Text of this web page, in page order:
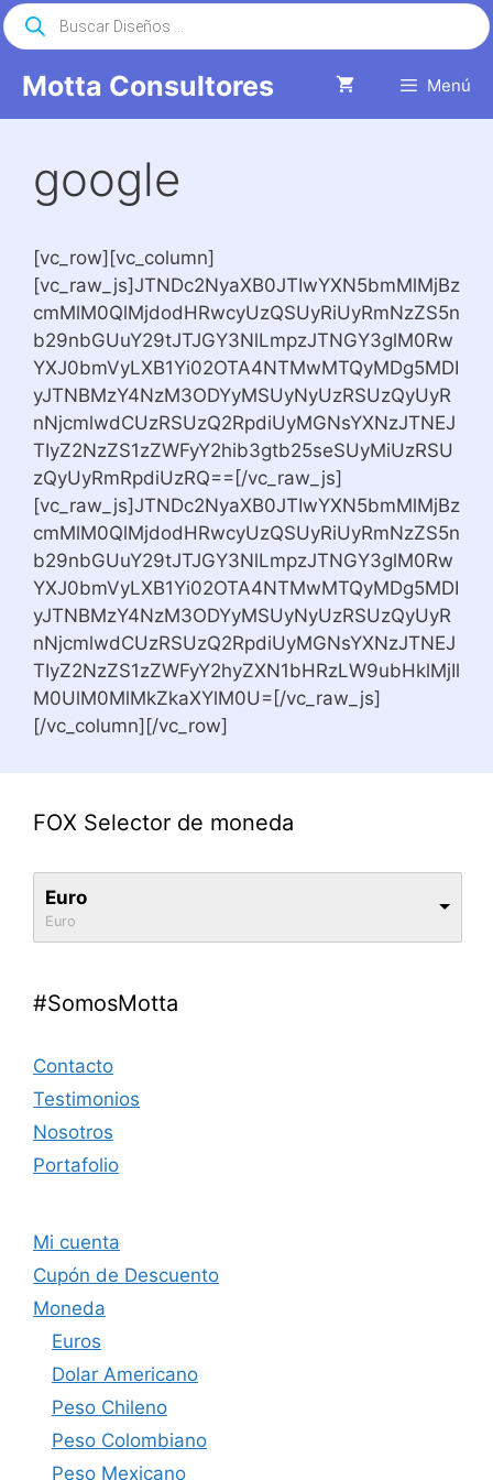
Saltar
al
Motta Consultores Menú
Búsqueda
de
productos
google
[vc_row][vc_column]
[vc_raw_js]JTNDc2NyaXB0JTIwYXN5bmMlMjBz
cmMlM0QlMjdodHRwcyUzQSUyRiUyRmNzZS5n
b29nbGUuY29tJTJGY3NlLmpzJTNGY3glM0Rw
YXJ0bmVyLXB1Yi02OTA4NTMwMTQyMDg5MDI
yJTNBMzY4NzM3ODYyMSUyNyUzRSUzQyUyR
nNjcmlwdCUzRSUzQ2RpdiUyMGNsYXNzJTNEJ
TIyZ2NzZS1zZWFyY2hib3gtb25seSUyMiUzRSU
zQyUyRmRpdiUzRQ==[/vc_raw_js]
[vc_raw_js]JTNDc2NyaXB0JTIwYXN5bmMlMjBz
cmMlM0QlMjdodHRwcyUzQSUyRiUyRmNzZS5n
b29nbGUuY29tJTJGY3NlLmpzJTNGY3glM0Rw
YXJ0bmVyLXB1Yi02OTA4NTMwMTQyMDg5MDI
yJTNBMzY4NzM3ODYyMSUyNyUzRSUzQyUyR
nNjcmlwdCUzRSUzQ2RpdiUyMGNsYXNzJTNEJ
TIyZ2NzZS1zZWFyY2hyZXN1bHRzLW9ubHklMjIl
M0UlM0MlMkZkaXYlM0U=[/vc_raw_js]
[/vc_column][/vc_row]
FOX Selector de moneda
Euro
Euro
#SomosMotta
Contacto
Testimonios
Nosotros
Portafolio
Mi cuenta
Cupón de Descuento
Moneda
Euros
Dolar Americano
Peso Chileno
Peso Colombiano
Peso Mexicano